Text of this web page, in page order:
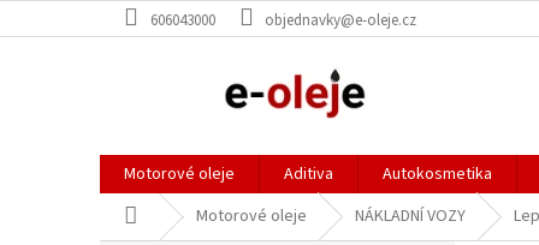
na
606043000 objednavky@e-oleje.cz
Motorové oleje Aditiva Autokosmetika
Domů Motorové oleje NÁKLADNÍ VOZY